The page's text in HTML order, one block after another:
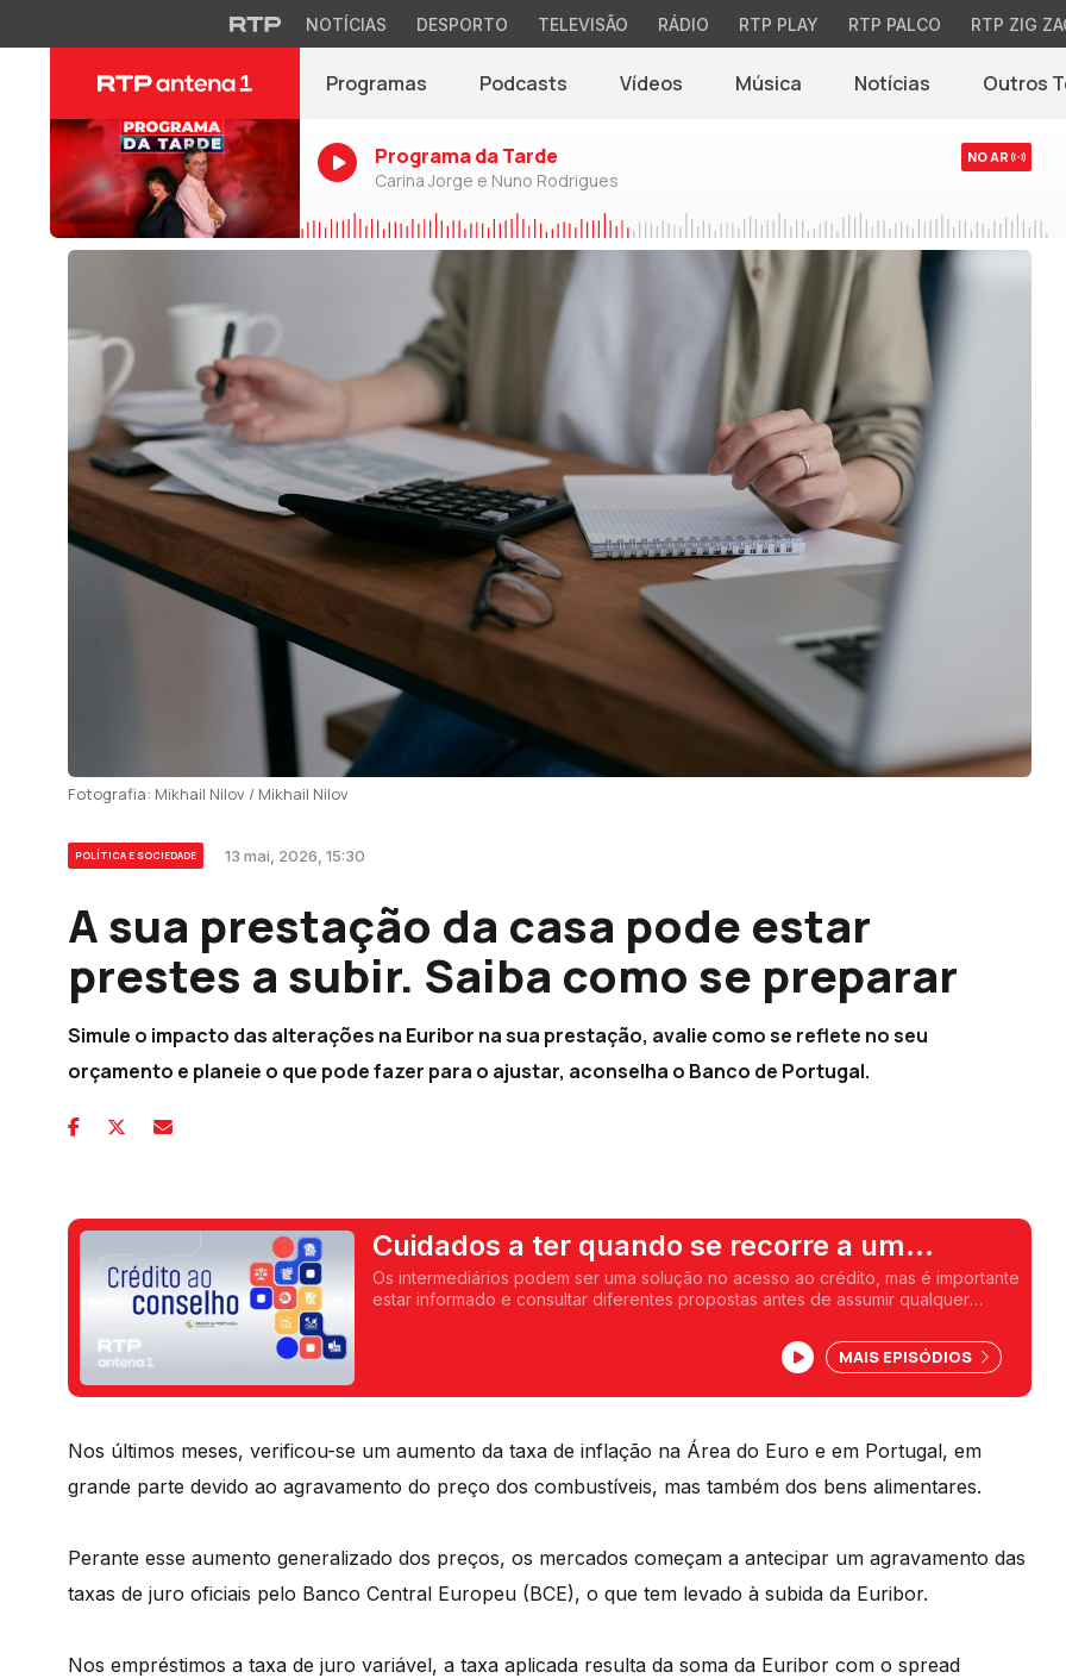
NOTÍCIAS DESPORTO TELEVISÃO RÁDIO RTP PLAY RTP PALCO RTP ZIG
Programas Podcasts Vídeos Música Notícias(abre em nova
Outros
Programa da Tarde
Carina Jorge e Nuno Rodrigues
NO AR
Fotografia: Mikhail Nilov / Mikhail Nilov
POLÍTICA E SOCIEDADE 13 mai, 2026, 15:30
A sua prestação da casa pode estar
prestes a subir. Saiba como se preparar
Simule o impacto das alterações na Euribor na sua prestação, avalie como se reflete no seu
orçamento e planeie o que pode fazer para o ajustar, aconselha o Banco de Portugal.
Cuidados a ter quando se recorre a um
intermediário de crédito
Os intermediários podem ser uma solução no acesso ao crédito, mas é importante
estar informado e consultar diferentes propostas antes de assumir qualquer
MAIS EPISÓDIOS
Nos últimos meses, verificou-se um aumento da taxa de inflação na Área do Euro e em Portugal, em
grande parte devido ao agravamento do preço dos combustíveis, mas também dos bens alimentares.
Perante esse aumento generalizado dos preços, os mercados começam a antecipar um agravamento das
taxas de juro oficiais pelo Banco Central Europeu (BCE), o que tem levado à subida da Euribor.
Nos empréstimos a taxa de juro variável, a taxa aplicada resulta da soma da Euribor com o spread